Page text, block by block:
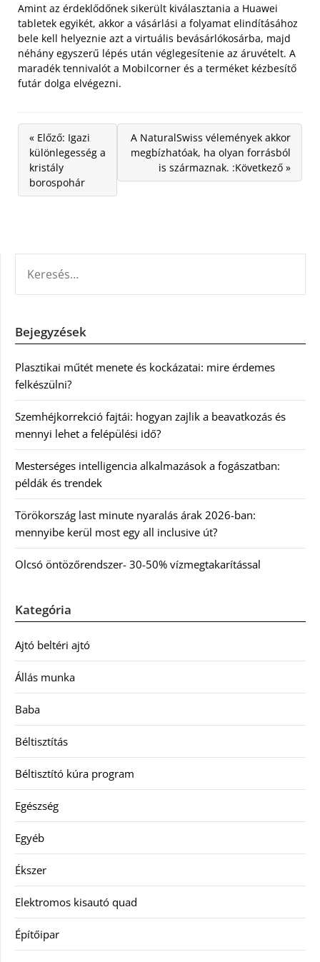
Amint az érdeklődőnek sikerült kiválasztania a Huawei
tabletek egyikét, akkor a vásárlási a folyamat elindításához
bele kell helyeznie azt a virtuális bevásárlókosárba, majd
néhány egyszerű lépés után véglegesítenie az áruvételt. A
maradék tennivalót a Mobilcorner és a terméket kézbesítő
futár dolga elvégezni.
« Előző: Igazi
különlegesség a
kristály
borospohár
A NaturalSwiss vélemények akkor
megbízhatóak, ha olyan forrásból
is származnak. :Következő »
Bejegyzések
Plasztikai műtét menete és kockázatai: mire érdemes
felkészülni?
Szemhéjkorrekció fajtái: hogyan zajlik a beavatkozás és
mennyi lehet a felépülési idő?
Mesterséges intelligencia alkalmazások a fogászatban:
példák és trendek
Törökország last minute nyaralás árak 2026-ban:
mennyibe kerül most egy all inclusive út?
Olcsó öntözőrendszer- 30-50% vízmegtakarítással
Kategória
Ajtó beltéri ajtó
Állás munka
Baba
Béltisztítás
Béltisztító kúra program
Egészség
Egyéb
Ékszer
Elektromos kisautó quad
Építőipar